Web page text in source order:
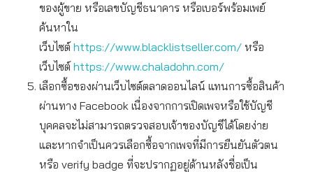
ของผู้ขาย หรือเลขบัญชีธนาคาร หรือเบอร์พร้อมเพย์
ค้นหาใน
เว็บไซต์ https://www.blacklistseller.com/ หรือ
เว็บไซต์ https://www.chaladohn.com/
เลือกซื้อของผ่านเว็บไซต์ตลาดออนไลน์ แทนการซื้อสินค้า
ผ่านทาง Facebook เนื่องจากการเปิดเพจหรือใช้บัญชี
บุคคลจะไม่สามารถตรวจสอบเจ้าของบัญชีได้โดยง่าย
และหากจำเป็นควรเลือกซื้อจากเพจที่มีการยืนยันตัวตน
หรือ verify badge ที่จะปรากฏอยู่ด้านหลังชื่อเป็น